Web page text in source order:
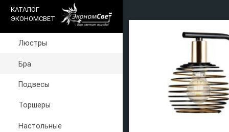
КАТАЛОГ
ЭКОНОМСВЕТ
Люстры
Бра
Подвесы
Торшеры
Настольные